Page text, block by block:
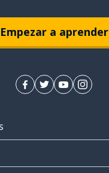
Empezar a aprender